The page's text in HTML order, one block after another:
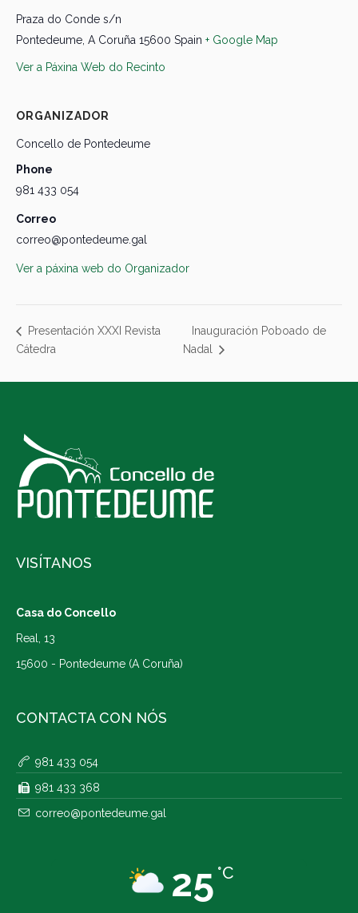
Praza do Conde s/n
Pontedeume, A Coruña 15600 Spain + Google Map
Ver a Páxina Web do Recinto
ORGANIZADOR
Concello de Pontedeume
Phone
981 433 054
Correo
correo@pontedeume.gal
Ver a páxina web do Organizador
Presentación XXXI Revista
Cátedra
Inauguración Poboado de
Nadal
VISÍTANOS
Casa do Concello
Real, 13
15600 - Pontedeume (A Coruña)
CONTACTA CON NÓS
981 433 054
981 433 368
correo@pontedeume.gal
25 °C